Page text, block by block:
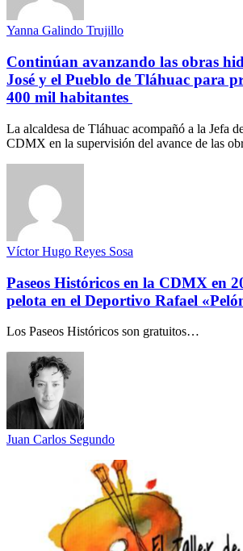
Yanna Galindo Trujillo
Continúan avanzando las obras
José y el Pueblo de Tláhuac para
400 mil habitantes
La alcaldesa de Tláhuac acompañó a la Jefa
CDMX en la supervisión del avance de las
Víctor Hugo Reyes Sosa
Paseos Históricos en la CDMX en
pelota en el Deportivo Rafael
Los Paseos Históricos son gratuitos…
Juan Carlos Segundo